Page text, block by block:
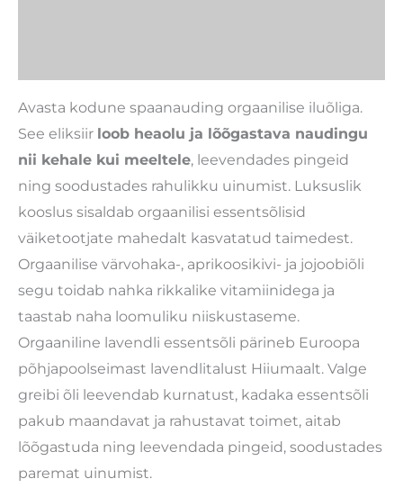
Avasta kodune spaanauding orgaanilise iluõliga.
See eliksiir loob heaolu ja lõõgastava naudingu
nii kehale kui meeltele, leevendades pingeid
ning soodustades rahulikku uinumist. Luksuslik
kooslus sisaldab orgaanilisi essentsõlisid
väiketootjate mahedalt kasvatatud taimedest.
Orgaanilise värvohaka-, aprikoosikivi- ja jojoobiõli
segu toidab nahka rikkalike vitamiinidega ja
taastab naha loomuliku niiskustaseme.
Orgaaniline lavendli essentsõli pärineb Euroopa
põhjapoolseimast lavendlitalust Hiiumaalt. Valge
greibi õli leevendab kurnatust, kadaka essentsõli
pakub maandavat ja rahustavat toimet, aitab
lõõgastuda ning leevendada pingeid, soodustades
paremat uinumist.